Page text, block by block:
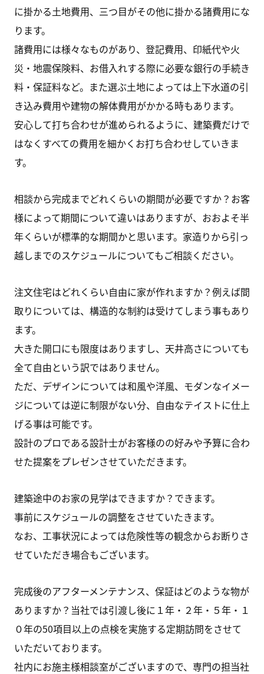
に掛かる土地費用、三つ目がその他に掛かる諸費用にな
ります。
諸費用には様々なものがあり、登記費用、印紙代や火
災・地震保険料、お借入れする際に必要な銀行の手続き
料・保証料など。また選ぶ土地によっては上下水道の引
き込み費用や建物の解体費用がかかる時もあります。
安心して打ち合わせが進められるように、建築費だけで
はなくすべての費用を細かくお打ち合わせしていきま
す。
相談から完成までどれくらいの期間が必要ですか？お客
様によって期間について違いはありますが、おおよそ半
年くらいが標準的な期間かと思います。家造りから引っ
越しまでのスケジュールについてもご相談ください。
注文住宅はどれくらい自由に家が作れますか？例えば間
取りについては、構造的な制約は受けてしまう事もあり
ます。
大きた開口にも限度はありますし、天井高さについても
全て自由という訳ではありません。
ただ、デザインについては和風や洋風、モダンなイメー
ジについては逆に制限がない分、自由なテイストに仕上
げる事は可能です。
設計のプロである設計士がお客様のの好みや予算に合わ
せた提案をプレゼンさせていただきます。
建築途中のお家の見学はできますか？できます。
事前にスケジュールの調整をさせていたきます。
なお、工事状況によっては危険性等の観念からお断りさ
せていただき場合もございます。
完成後のアフターメンテナンス、保証はどのような物が
ありますか？当社では引渡し後に１年・２年・５年・１
０年の50項目以上の点検を実施する定期訪問をさせて
いただいております。
社内にお施主様相談室がございますので、専門の担当社